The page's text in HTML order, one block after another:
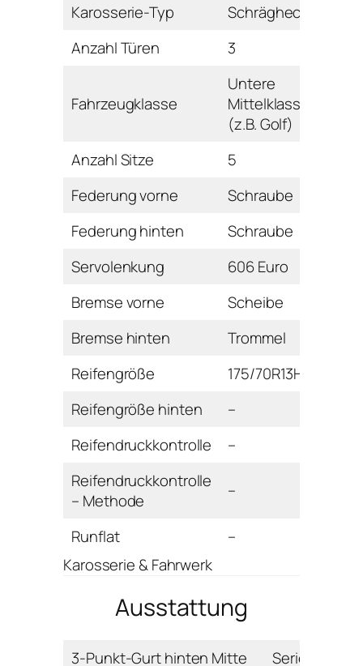
Karosserie-Typ
Schrägheck
Anzahl Türen
3
Fahrzeugklasse
Untere
Mittelklasse
(z.B. Golf)
Anzahl Sitze
5
Federung vorne
Schraube
Federung hinten
Schraube
Servolenkung
606 Euro
Bremse vorne
Scheibe
Bremse hinten
Trommel
Reifengröße
175/70R13H
Reifengröße hinten
–
Reifendruckkontrolle
–
Reifendruckkontrolle
– Methode
–
Runflat
–
Karosserie & Fahrwerk
Ausstattung
3-Punkt-Gurt hinten Mitte
Serie